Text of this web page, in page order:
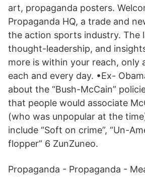
art, propaganda posters.
Propaganda HQ, a trade and
the action sports industry. The
thought-leadership, and
more is within your reach, only
each and every day. •Ex-
about the “Bush-McCain”
that people would associate
(who was unpopular at the
include “Soft on crime”, “Un-
flopper” 6 ZunZuneo.
Propaganda - Propaganda -